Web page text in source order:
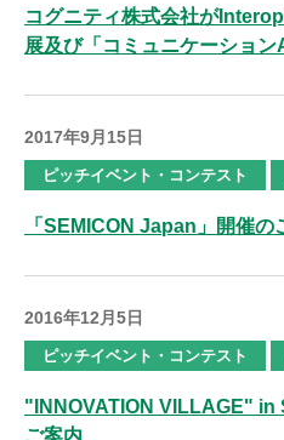
コグニティ株式会社が
展及び「コミュニケーショ
2017年9月15日
ピッチイベント・コンテスト
「SEMICON Japan」開催の
2016年12月5日
ピッチイベント・コンテスト
"INNOVATION VILLAGE" in
ご案内